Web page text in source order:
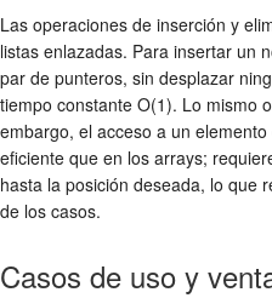
Las operaciones de inserción y
listas enlazadas. Para insertar un
par de punteros, sin desplazar
tiempo constante O(1). Lo mismo
embargo, el acceso a un
eficiente que en los arrays;
hasta la posición deseada, lo que
de los casos.
Casos de uso y